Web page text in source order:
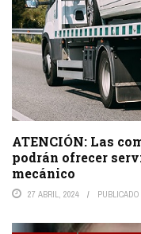
ATENCIÓN: Las
podrán ofrecer
mecánico
27 ABRIL, 2024